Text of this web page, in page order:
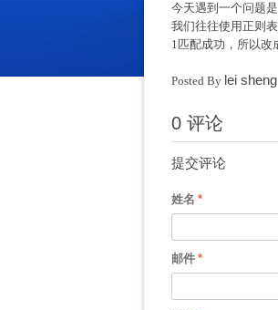
今天遇到一个问题
我们往往使用正则
1匹配成功，所以改
Posted By lei sheng
0 评论
提交评论
姓名
邮件